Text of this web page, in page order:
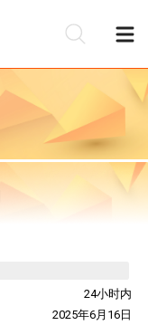
24小时内
2025年6月16日